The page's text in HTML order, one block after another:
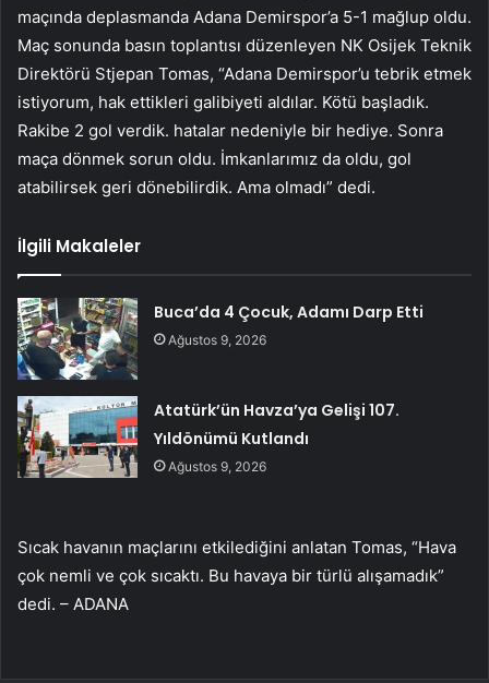
maçında deplasmanda Adana Demirspor’a 5-1 mağlup oldu.
Maç sonunda basın toplantısı düzenleyen NK Osijek Teknik
Direktörü Stjepan Tomas, “Adana Demirspor’u tebrik etmek
istiyorum, hak ettikleri galibiyeti aldılar. Kötü başladık.
Rakibe 2 gol verdik. hatalar nedeniyle bir hediye. Sonra
maça dönmek sorun oldu. İmkanlarımız da oldu, gol
atabilirsek geri dönebilirdik. Ama olmadı” dedi.
İlgili Makaleler
Buca’da 4 Çocuk, Adamı Darp Etti
Ağustos 9, 2026
Atatürk’ün Havza’ya Gelişi 107.
Yıldönümü Kutlandı
Ağustos 9, 2026
Sıcak havanın maçlarını etkilediğini anlatan Tomas, “Hava
çok nemli ve çok sıcaktı. Bu havaya bir türlü alışamadık”
dedi. – ADANA